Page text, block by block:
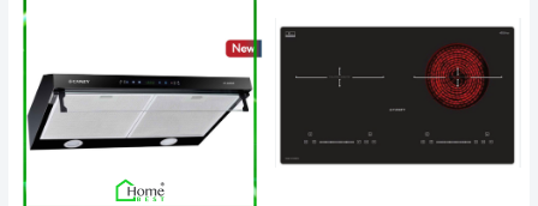
máy khiến bạn phải ngạc nhiên vì 6 đến 7 tiếng đồng hồ hoạt
động của máy mới hết có 1 số điện của bạn.
2. Một số lưu ý khi sử dụng sản phẩm
Đối với những chiếcmáy hút mùi
sử dụng than hoạt tính,
bạn nên thay than từ 6 tháng đến 1 năm một lần để đảm bảo
hiệu quả khử mùi.